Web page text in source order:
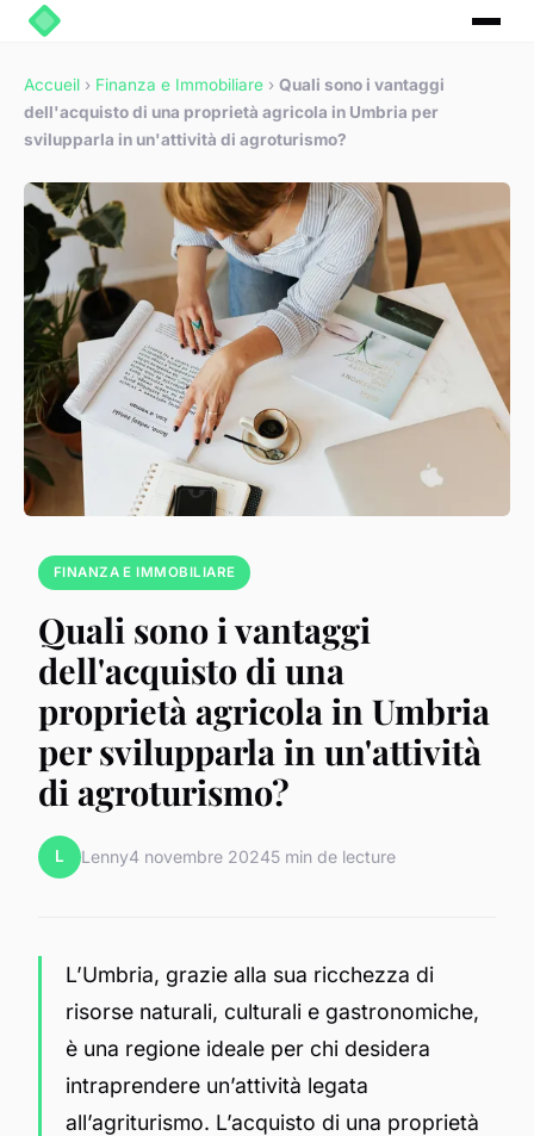
Accueil › Finanza e Immobiliare › Quali sono i vantaggi
dell'acquisto di una proprietà agricola in Umbria per
svilupparla in un'attività di agroturismo?
FINANZA E IMMOBILIARE
Quali sono i vantaggi
dell'acquisto di una
proprietà agricola in Umbria
per svilupparla in un'attività
di agroturismo?
L Lenny4 novembre 20245 min de lecture
L’Umbria, grazie alla sua ricchezza di
risorse naturali, culturali e gastronomiche,
è una regione ideale per chi desidera
intraprendere un’attività legata
all’agriturismo. L’acquisto di una proprietà